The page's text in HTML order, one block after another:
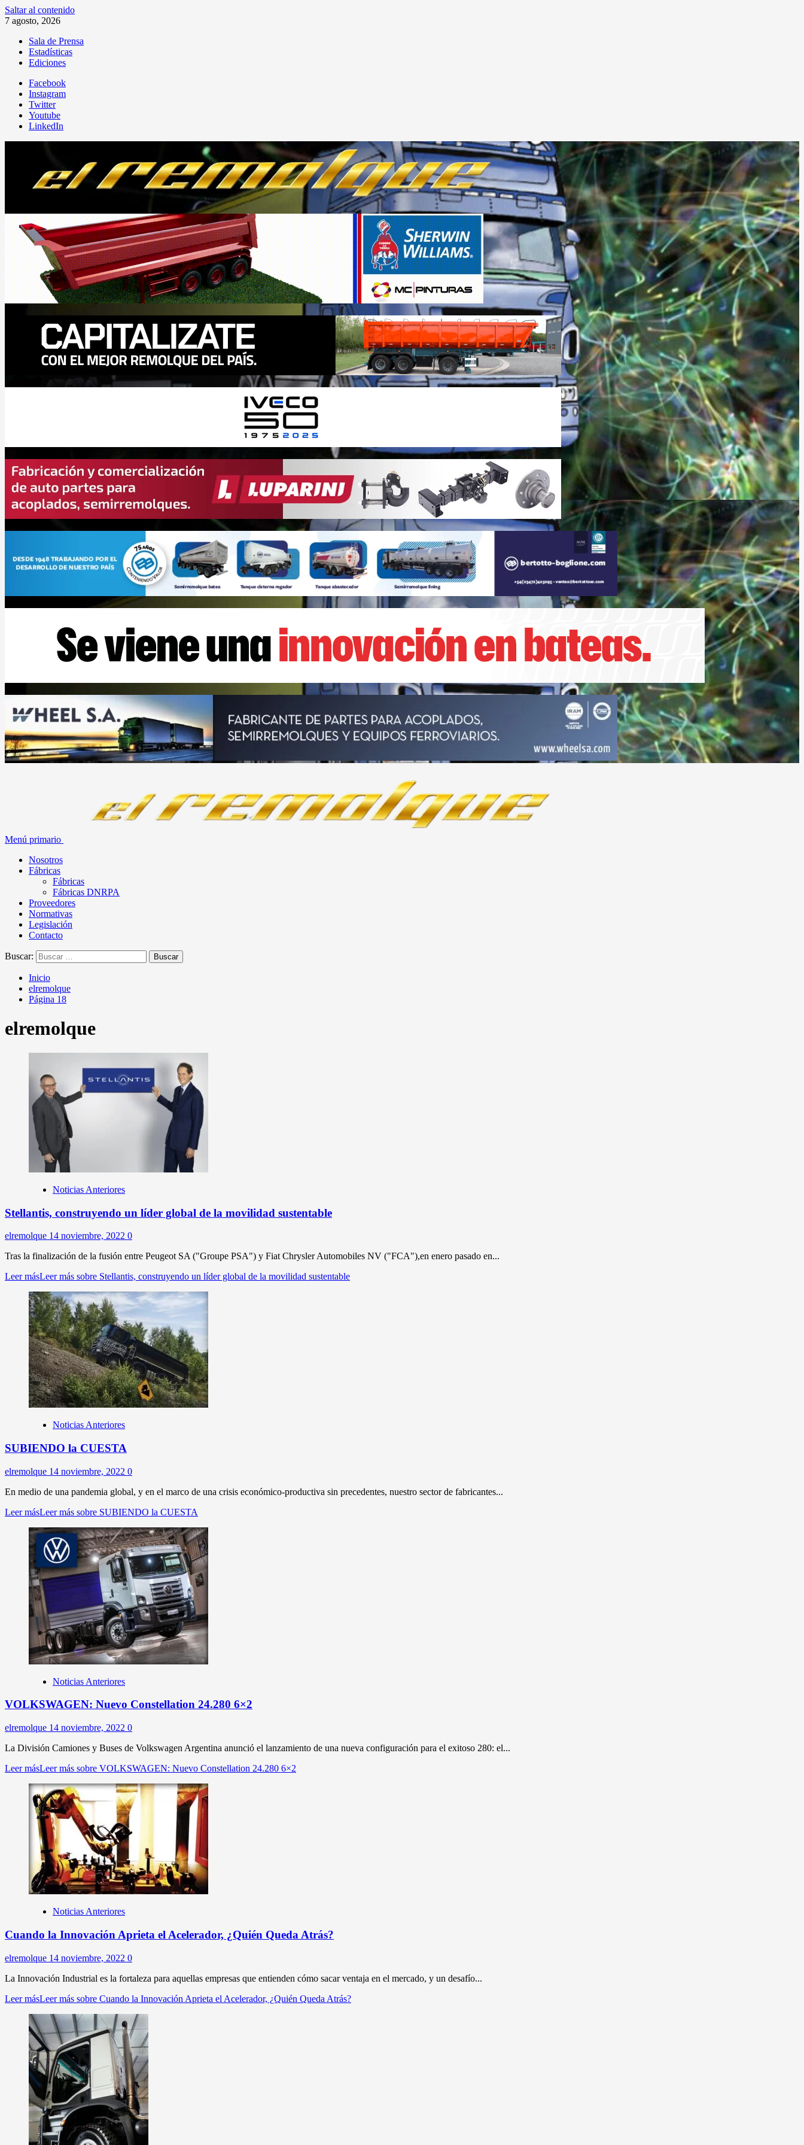
Saltar al contenido
7 agosto, 2026
Sala de Prensa
Estadísticas
Ediciones
Facebook
Instagram
Twitter
Youtube
LinkedIn
Menú primario
Nosotros
Fábricas
Fábricas
Fábricas DNRPA
Proveedores
Normativas
Legislación
Contacto
Buscar:
Inicio
elremolque
Página 18
elremolque
Noticias Anteriores
Stellantis, construyendo un líder global de la movilidad sustentable
elremolque 14 noviembre, 2022 0
Tras la finalización de la fusión entre Peugeot SA ("Groupe PSA") y Fiat Chrysler Automobiles NV ("FCA"),en enero pasado en...
Leer másLeer más sobre Stellantis, construyendo un líder global de la movilidad sustentable
Noticias Anteriores
SUBIENDO la CUESTA
elremolque 14 noviembre, 2022 0
En medio de una pandemia global, y en el marco de una crisis económico-productiva sin precedentes, nuestro sector de fabricantes...
Leer másLeer más sobre SUBIENDO la CUESTA
Noticias Anteriores
VOLKSWAGEN: Nuevo Constellation 24.280 6×2
elremolque 14 noviembre, 2022 0
La División Camiones y Buses de Volkswagen Argentina anunció el lanzamiento de una nueva configuración para el exitoso 280: el...
Leer másLeer más sobre VOLKSWAGEN: Nuevo Constellation 24.280 6×2
Noticias Anteriores
Cuando la Innovación Aprieta el Acelerador, ¿Quién Queda Atrás?
elremolque 14 noviembre, 2022 0
La Innovación Industrial es la fortaleza para aquellas empresas que entienden cómo sacar ventaja en el mercado, y un desafío...
Leer másLeer más sobre Cuando la Innovación Aprieta el Acelerador, ¿Quién Queda Atrás?